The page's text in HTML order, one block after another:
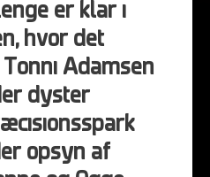
er klar i
hvor det
Adamsen
dyster
opsyn af